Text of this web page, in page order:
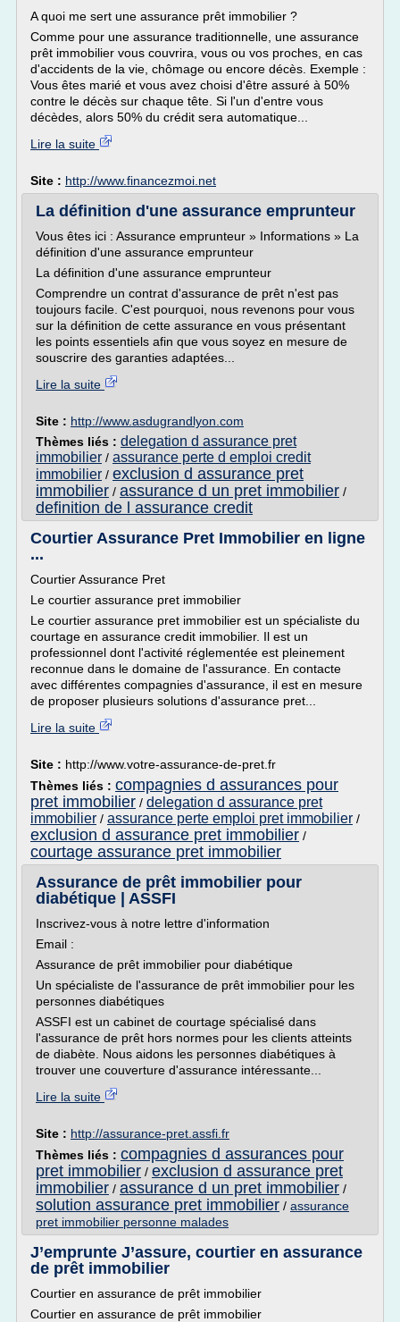
A quoi me sert une assurance prêt immobilier ?
Comme pour une assurance traditionnelle, une assurance
prêt immobilier vous couvrira, vous ou vos proches, en cas
d'accidents de la vie, chômage ou encore décès. Exemple :
Vous êtes marié et vous avez choisi d'être assuré à 50%
contre le décès sur chaque tête. Si l'un d'entre vous
décèdes, alors 50% du crédit sera automatique...
Lire la suite
Site : http://www.financezmoi.net
La définition d'une assurance emprunteur
Vous êtes ici : Assurance emprunteur » Informations » La
définition d'une assurance emprunteur
La définition d'une assurance emprunteur
Comprendre un contrat d'assurance de prêt n'est pas
toujours facile. C'est pourquoi, nous revenons pour vous
sur la définition de cette assurance en vous présentant
les points essentiels afin que vous soyez en mesure de
souscrire des garanties adaptées...
Lire la suite
Site : http://www.asdugrandlyon.com
Thèmes liés : delegation d assurance pret
immobilier / assurance perte d emploi credit
immobilier / exclusion d assurance pret
immobilier / assurance d un pret immobilier /
definition de l assurance credit
Courtier Assurance Pret Immobilier en ligne
...
Courtier Assurance Pret
Le courtier assurance pret immobilier
Le courtier assurance pret immobilier est un spécialiste du
courtage en assurance credit immobilier. Il est un
professionnel dont l'activité réglementée est pleinement
reconnue dans le domaine de l'assurance. En contacte
avec différentes compagnies d'assurance, il est en mesure
de proposer plusieurs solutions d'assurance pret...
Lire la suite
Site : http://www.votre-assurance-de-pret.fr
Thèmes liés : compagnies d assurances pour
pret immobilier / delegation d assurance pret
immobilier / assurance perte emploi pret immobilier /
exclusion d assurance pret immobilier /
courtage assurance pret immobilier
Assurance de prêt immobilier pour
diabétique | ASSFI
Inscrivez-vous à notre lettre d'information
Email :
Assurance de prêt immobilier pour diabétique
Un spécialiste de l'assurance de prêt immobilier pour les
personnes diabétiques
ASSFI est un cabinet de courtage spécialisé dans
l'assurance de prêt hors normes pour les clients atteints
de diabète. Nous aidons les personnes diabétiques à
trouver une couverture d'assurance intéressante...
Lire la suite
Site : http://assurance-pret.assfi.fr
Thèmes liés : compagnies d assurances pour
pret immobilier / exclusion d assurance pret
immobilier / assurance d un pret immobilier /
solution assurance pret immobilier / assurance
pret immobilier personne malades
J’emprunte J’assure, courtier en assurance
de prêt immobilier
Courtier en assurance de prêt immobilier
Courtier en assurance de prêt immobilier